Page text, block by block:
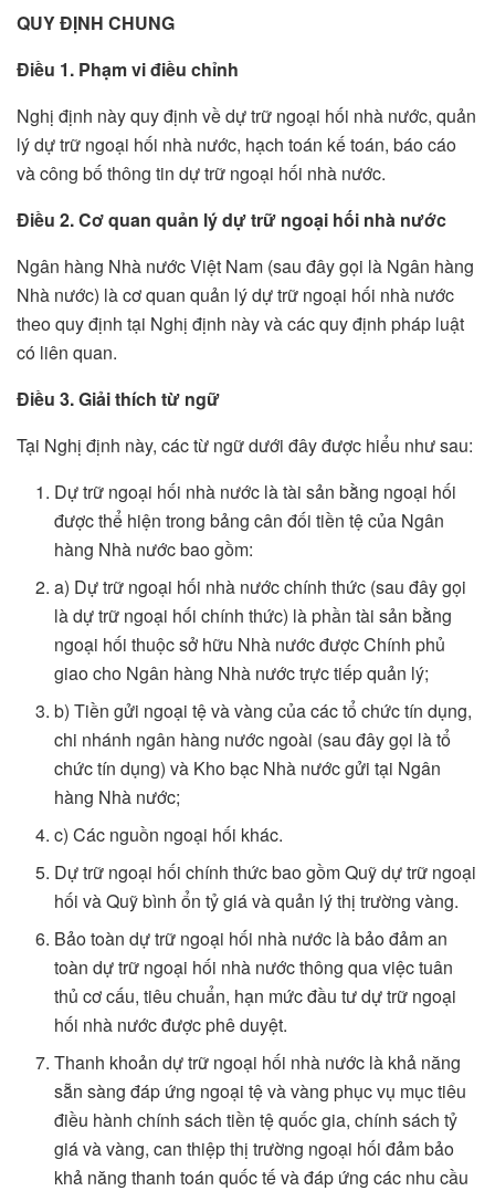
QUY ĐỊNH CHUNG
Điều 1. Phạm vi điều chỉnh
Nghị định này quy định về dự trữ ngoại hối nhà nước, quản
lý dự trữ ngoại hối nhà nước, hạch toán kế toán, báo cáo
và công bố thông tin dự trữ ngoại hối nhà nước.
Điều 2. Cơ quan quản lý dự trữ ngoại hối nhà nước
Ngân hàng Nhà nước Việt Nam (sau đây gọi là Ngân hàng
Nhà nước) là cơ quan quản lý dự trữ ngoại hối nhà nước
theo quy định tại Nghị định này và các quy định pháp luật
có liên quan.
Điều 3. Giải thích từ ngữ
Tại Nghị định này, các từ ngữ dưới đây được hiểu như sau:
Dự trữ ngoại hối nhà nước là tài sản bằng ngoại hối
được thể hiện trong bảng cân đối tiền tệ của Ngân
hàng Nhà nước bao gồm:
a) Dự trữ ngoại hối nhà nước chính thức (sau đây gọi
là dự trữ ngoại hối chính thức) là phần tài sản bằng
ngoại hối thuộc sở hữu Nhà nước được Chính phủ
giao cho Ngân hàng Nhà nước trực tiếp quản lý;
b) Tiền gửi ngoại tệ và vàng của các tổ chức tín dụng,
chi nhánh ngân hàng nước ngoài (sau đây gọi là tổ
chức tín dụng) và Kho bạc Nhà nước gửi tại Ngân
hàng Nhà nước;
c) Các nguồn ngoại hối khác.
Dự trữ ngoại hối chính thức bao gồm Quỹ dự trữ ngoại
hối và Quỹ bình ổn tỷ giá và quản lý thị trường vàng.
Bảo toàn dự trữ ngoại hối nhà nước là bảo đảm an
toàn dự trữ ngoại hối nhà nước thông qua việc tuân
thủ cơ cấu, tiêu chuẩn, hạn mức đầu tư dự trữ ngoại
hối nhà nước được phê duyệt.
Thanh khoản dự trữ ngoại hối nhà nước là khả năng
sẵn sàng đáp ứng ngoại tệ và vàng phục vụ mục tiêu
điều hành chính sách tiền tệ quốc gia, chính sách tỷ
giá và vàng, can thiệp thị trường ngoại hối đảm bảo
khả năng thanh toán quốc tế và đáp ứng các nhu cầu